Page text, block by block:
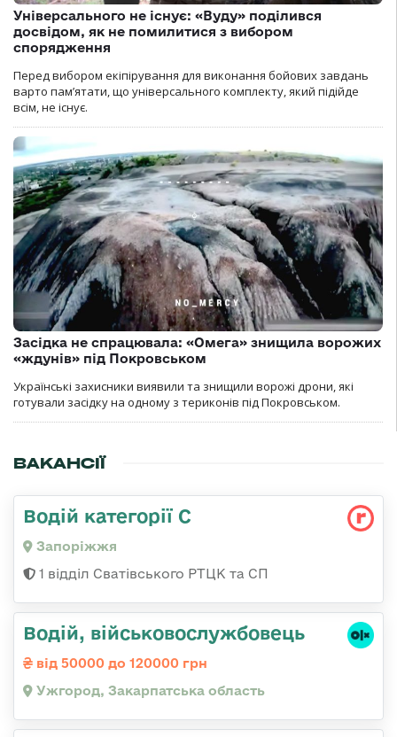
Універсального не існує: «Вуду» поділився
досвідом, як не помилитися з вибором
спорядження
Перед вибором екіпірування для виконання бойових завдань
варто пам’ятати, що універсального комплекту, який підійде
всім, не існує.
Засідка не спрацювала: «Омега» знищила ворожих
«ждунів» під Покровськом
Українські захисники виявили та знищили ворожі дрони, які
готували засідку на одному з териконів під Покровськом.
ВАКАНСІЇ
Водій категорії С
Запоріжжя
1 відділ Сватівського РТЦК та СП
Водій, військовослужбовець
від 50000 до 120000 грн
Ужгород, Закарпатська область